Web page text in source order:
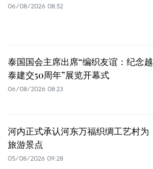
06/08/2026 08:52
泰国国会主席出席“编织友谊：纪念越
泰建交50周年”展览开幕式
06/08/2026 08:23
河内正式承认河东万福织绸工艺村为
旅游景点
05/08/2026 09:28